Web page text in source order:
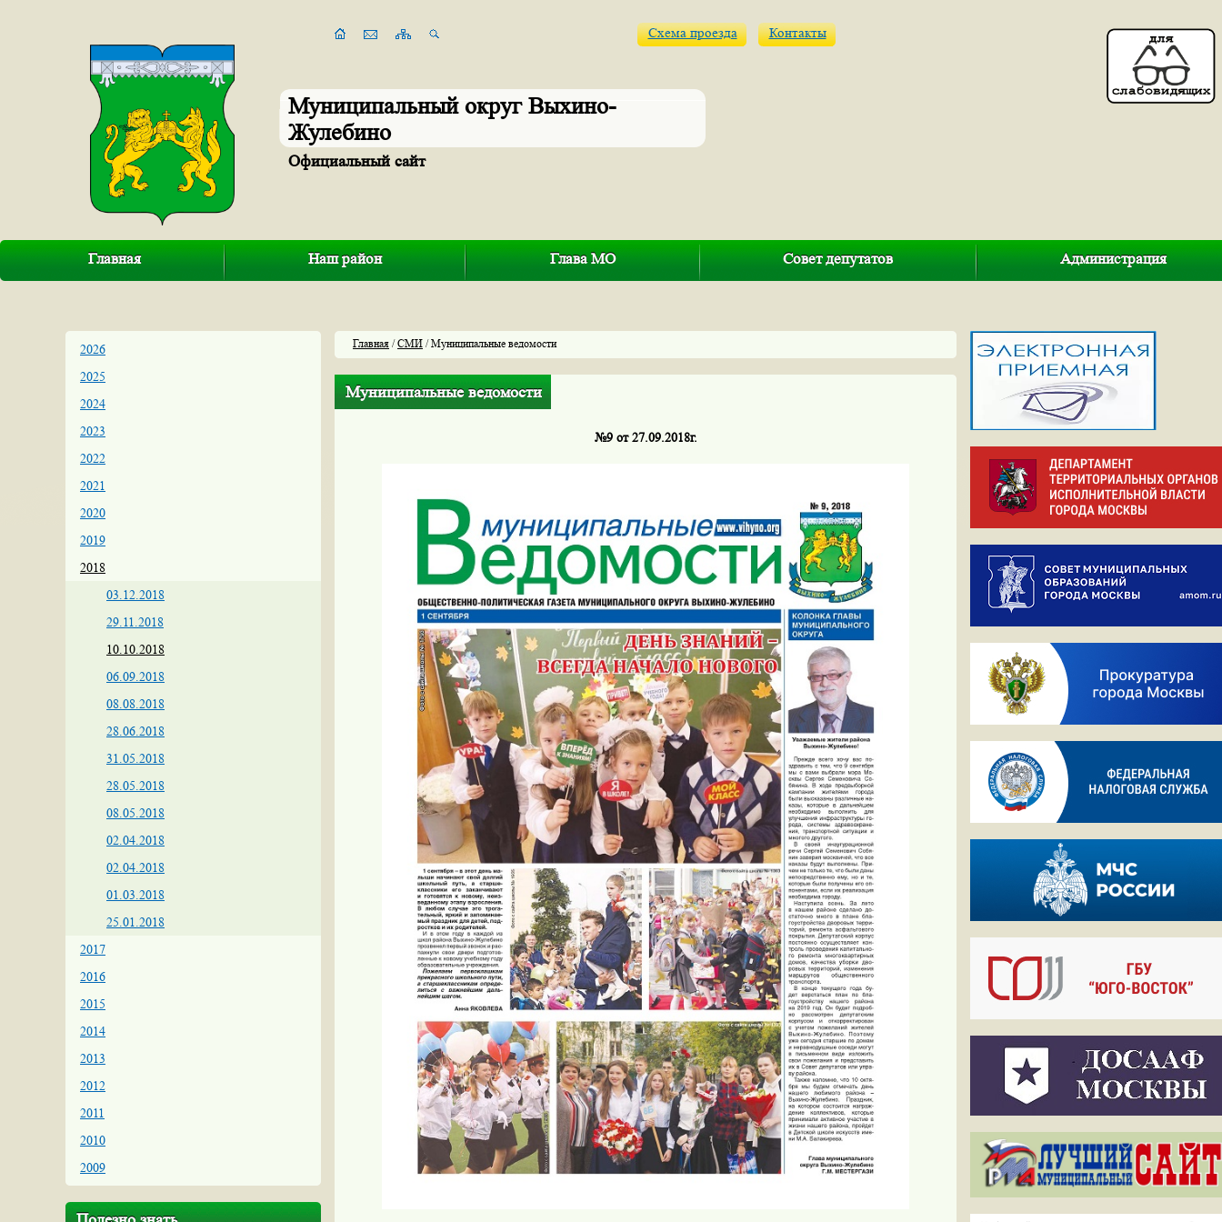
Муниципальный округ Выхино-
Жулебино
Официальный сайт
Схема проезда Контакты
Главная Наш район Глава МО Совет депутатов Администрация
2026
2025
2024
2023
2022
2021
2020
2019
2018
03.12.2018
29.11.2018
10.10.2018
06.09.2018
08.08.2018
28.06.2018
31.05.2018
28.05.2018
08.05.2018
02.04.2018
02.04.2018
01.03.2018
25.01.2018
2017
2016
2015
2014
2013
2012
2011
2010
2009
Главная /СМИ / Муниципальные ведомости
Муниципальные ведомости
№9 от 27.09.2018г.